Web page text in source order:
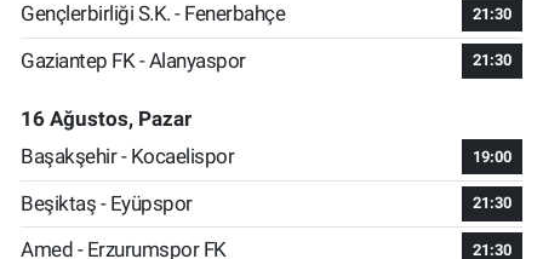
Gençlerbirliği S.K. - Fenerbahçe 21:30
Gaziantep FK - Alanyaspor 21:30
16 Ağustos, Pazar
Başakşehir - Kocaelispor
19:00
Beşiktaş - Eyüpspor 21:30
Amed - Erzurumspor FK 21:30